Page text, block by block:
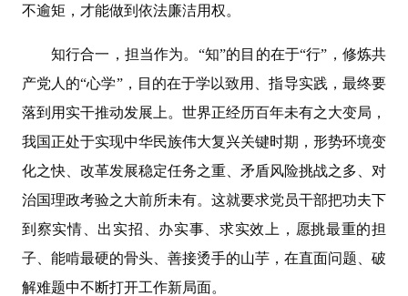
不逾矩，才能做到依法廉洁用权。
知行合一，担当作为。“知”的目的在于“行”，修炼共
产党人的“心学”，目的在于学以致用、指导实践，最终要
落到用实干推动发展上。世界正经历百年未有之大变局，
我国正处于实现中华民族伟大复兴关键时期，形势环境变
化之快、改革发展稳定任务之重、矛盾风险挑战之多、对
治国理政考验之大前所未有。这就要求党员干部把功夫下
到察实情、出实招、办实事、求实效上，愿挑最重的担
子、能啃最硬的骨头、善接烫手的山芋，在直面问题、破
解难题中不断打开工作新局面。